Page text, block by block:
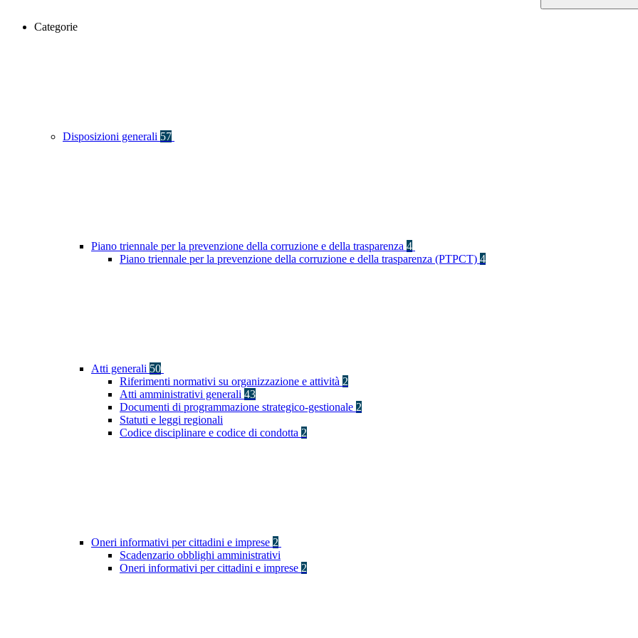
Categorie
Disposizioni generali 57
Piano triennale per la prevenzione della corruzione e della trasparenza 4
Piano triennale per la prevenzione della corruzione e della trasparenza (PTPCT) 4
Atti generali 50
Riferimenti normativi su organizzazione e attività 2
Atti amministrativi generali 43
Documenti di programmazione strategico-gestionale 2
Statuti e leggi regionali
Codice disciplinare e codice di condotta 2
Oneri informativi per cittadini e imprese 2
Scadenzario obblighi amministrativi
Oneri informativi per cittadini e imprese 2